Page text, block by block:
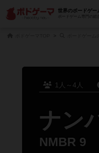
世界のボードゲー
ボードゲーム専門の総
1人～4人
ナン
NMBR 9